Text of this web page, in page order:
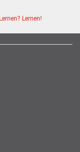
Lernen? Lernen!